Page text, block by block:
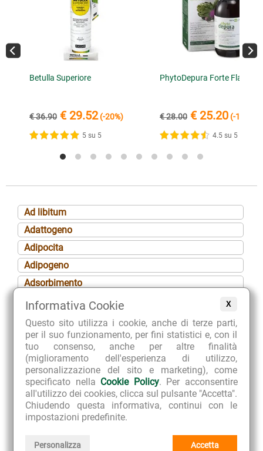
X
Informativa Cookie
Questo sito utilizza i cookie, anche di terze parti,
per il suo funzionamento, per fini statistici e, con il
tuo consenso, anche per altre finalità
(miglioramento dell'esperienza di utilizzo,
personalizzazione del sito e marketing), come
specificato nella Cookie Policy. Per acconsentire
all'utilizzo dei cookies, clicca sul pulsante "Accetta".
Chiudendo questa informativa, continui con le
impostazioni predefinite.
Personalizza Accetta
Betulla Superiore
€ 36.90 € 29.52(-20%)
5 su 5
PhytoDepura Forte Flacone
€ 28.00 € 25.20 (-10%)
4.5 su 5
Ad libitum
Adattogeno
Adipocita
Adipogeno
Adsorbimento
Aerofagia
Afrodisiaco
Afta
Agalattia
Albuminuria
Alcalinizzante
Algomenorrea
Alopecia
Amaro-eupeptico